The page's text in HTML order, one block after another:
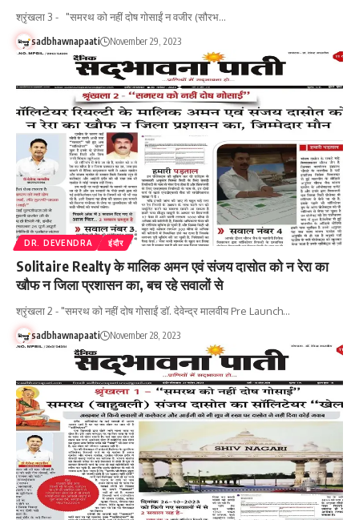
श्रृंखला 3 - "समरथ को नहीं दोष गोसाईं न वजीर (सौरभ…
sadbhawnapaati November 29, 2023
DR. DEVENDRA इंदौर
Solitaire Realty के मालिक अमन एवं संजय दासोत को न रेरा का
खौफ न जिला प्रशासन का, बच रहे सवालों से
श्रृंखला 2 - "समरथ को नहीं दोष गोसाईं डॉ. देवेन्द्र मालवीय Pre Launch…
sadbhawnapaati November 28, 2023